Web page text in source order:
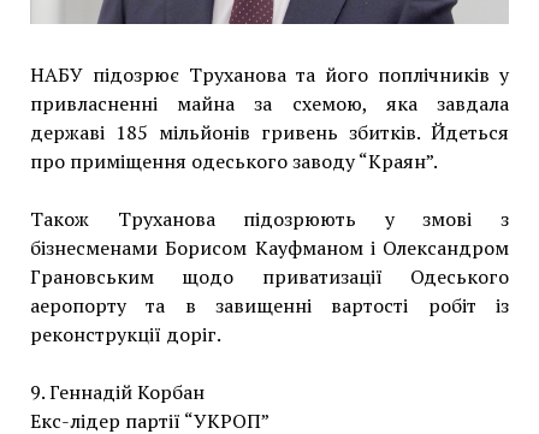
НАБУ підозрює Труханова та його поплічників у
привласненні майна за схемою, яка завдала
державі 185 мільйонів гривень збитків. Йдеться
про приміщення одеського заводу “Краян”.
Також Труханова підозрюють у змові з
бізнесменами Борисом Кауфманом і Олександром
Грановським щодо приватизації Одеського
аеропорту та в завищенні вартості робіт із
реконструкції доріг.
9. Геннадій Корбан
Екс-лідер партії “УКРОП”